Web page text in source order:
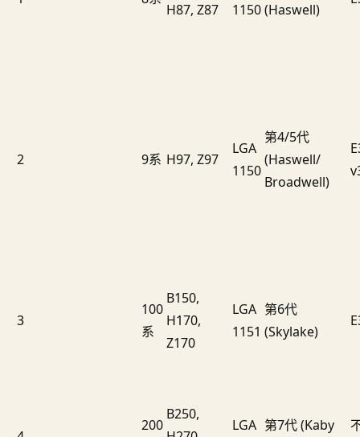
H87, Z87
1150(Haswell)
2 9系 H97, Z97
LGA
1150
第4/5代
(Haswell/
Broadwell)
3
100
系
B150,
H170,
Z170
LGA
1151
第6代
(Skylake)
200
B250,
LGA 第7代 (Kaby